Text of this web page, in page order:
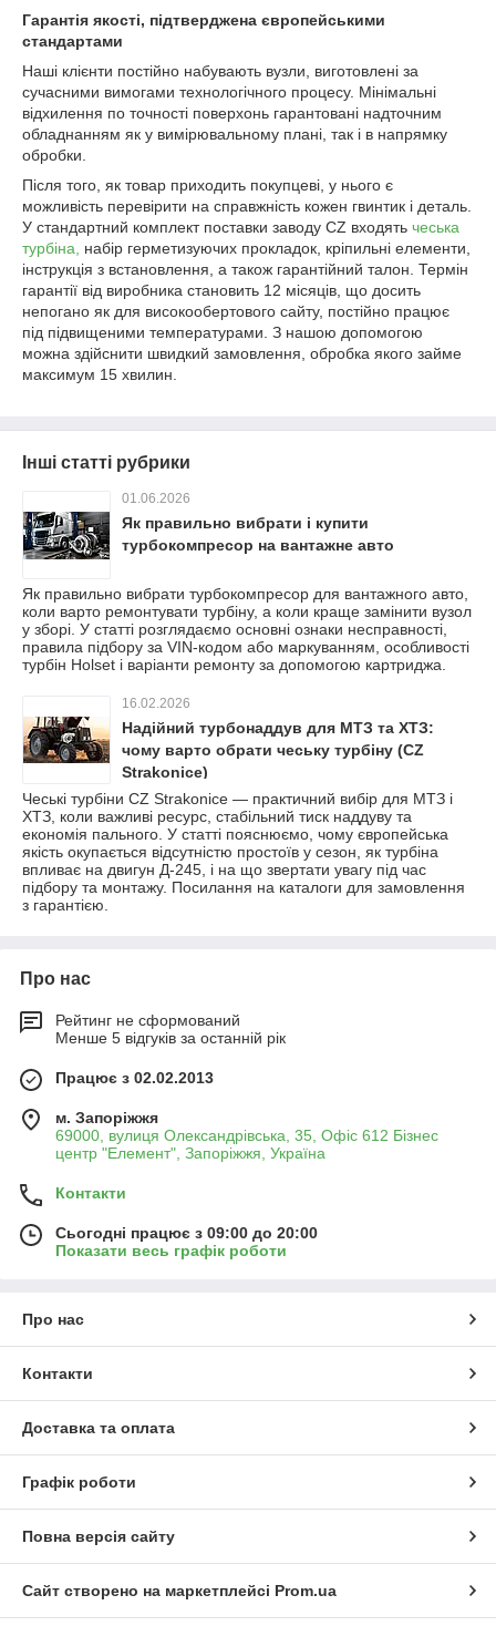
Гарантія якості, підтверджена європейськими
стандартами
Наші клієнти постійно набувають вузли, виготовлені за
сучасними вимогами технологічного процесу. Мінімальні
відхилення по точності поверхонь гарантовані надточним
обладнанням як у вимірювальному плані, так і в напрямку
обробки.
Після того, як товар приходить покупцеві, у нього є
можливість перевірити на справжність кожен гвинтик і деталь.
У стандартний комплект поставки заводу CZ входять чеська
турбіна,
набір герметизуючих прокладок, кріпильні елементи,
інструкція з встановлення, а також гарантійний талон. Термін
гарантії від виробника становить 12 місяців, що досить
непогано як для високообертового сайту, постійно працює
під підвищеними температурами. З нашою допомогою
можна здійснити швидкий замовлення, обробка якого займе
максимум 15 хвилин.
Інші статті рубрики
01.06.2026
Як правильно вибрати і купити
турбокомпресор на вантажне авто
Як правильно вибрати турбокомпресор для вантажного авто,
коли варто ремонтувати турбіну, а коли краще замінити вузол
у зборі. У статті розглядаємо основні ознаки несправності,
правила підбору за VIN-кодом або маркуванням, особливості
турбін Holset і варіанти ремонту за допомогою картриджа.
16.02.2026
Надійний турбонаддув для МТЗ та ХТЗ:
чому варто обрати чеську турбіну (CZ
Strakonice)
Чеські турбіни CZ Strakonice — практичний вибір для МТЗ і
ХТЗ, коли важливі ресурс, стабільний тиск наддуву та
економія пального. У статті пояснюємо, чому європейська
якість окупається відсутністю простоїв у сезон, як турбіна
впливає на двигун Д-245, і на що звертати увагу під час
підбору та монтажу. Посилання на каталоги для замовлення
з гарантією.
Про нас
Рейтинг не сформований
Менше 5 відгуків за останній рік
Працює з 02.02.2013
м. Запоріжжя
69000, вулиця Олександрівська, 35, Офіс 612 Бізнес
центр "Елемент", Запоріжжя, Україна
Контакти
Сьогодні працює з 09:00 до 20:00
Показати весь графік роботи
Про нас
Контакти
Доставка та оплата
Графік роботи
Повна версія сайту
Сайт створено на маркетплейсі Prom.ua